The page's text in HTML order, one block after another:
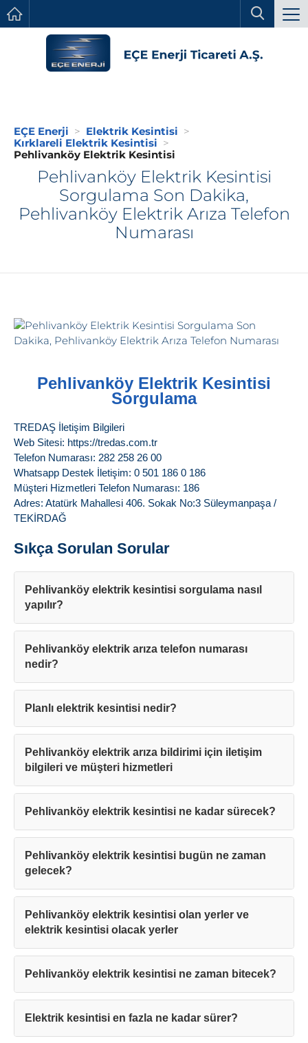
EÇE Enerji
Elektrik Kesintisi
Kırklareli Elektrik Kesintisi
Pehlivanköy Elektrik Kesintisi
Pehlivanköy Elektrik Kesintisi
Sorgulama Son Dakika,
Pehlivanköy Elektrik Arıza Telefon
Numarası
Pehlivanköy Elektrik Kesintisi
Sorgulama
TREDAŞ İletişim Bilgileri
Web Sitesi: https://tredas.com.tr
Telefon Numarası: 282 258 26 00
Whatsapp Destek İletişim: 0 501 186 0 186
Müşteri Hizmetleri Telefon Numarası: 186
Adres: Atatürk Mahallesi 406. Sokak No:3 Süleymanpaşa /
TEKİRDAĞ
Sıkça Sorulan Sorular
Pehlivanköy elektrik kesintisi sorgulama nasıl
yapılır?
Pehlivanköy elektrik arıza telefon numarası
nedir?
Planlı elektrik kesintisi nedir?
Pehlivanköy elektrik arıza bildirimi için iletişim
bilgileri ve müşteri hizmetleri
Pehlivanköy elektrik kesintisi ne kadar sürecek?
Pehlivanköy elektrik kesintisi bugün ne zaman
gelecek?
Pehlivanköy elektrik kesintisi olan yerler ve
elektrik kesintisi olacak yerler
Pehlivanköy elektrik kesintisi ne zaman bitecek?
Elektrik kesintisi en fazla ne kadar sürer?